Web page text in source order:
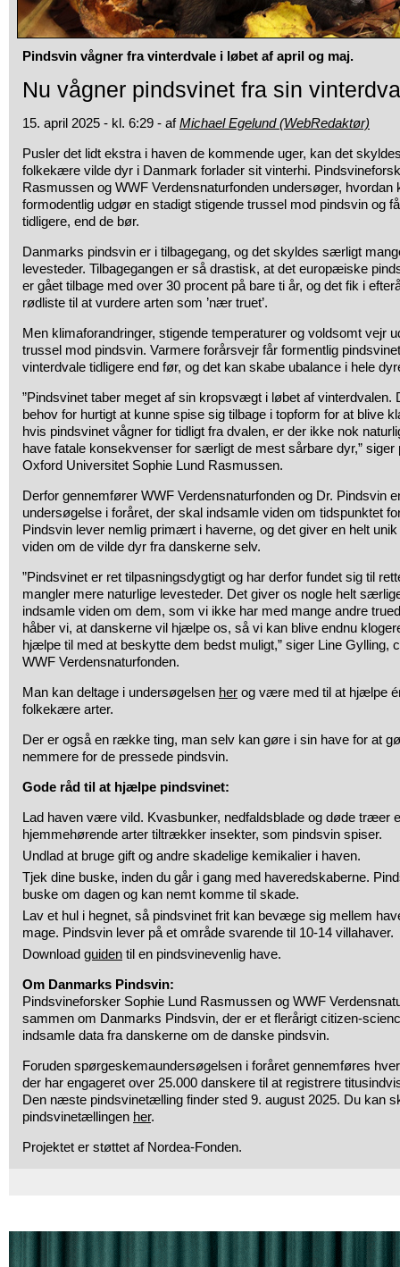
Pindsvin vågner fra vinterdvale i løbet af april og maj.
Nu vågner pindsvinet fra sin
15. april 2025 - kl. 6:29 - afMichael Egelund (WebRedaktør)
Pusler det lidt ekstra i haven de kommende uger, kan det
folkekære vilde dyr i Danmark forlader sit vinterhi.
Rasmussen og WWF Verdensnaturfonden undersøger, hvordan
formodentlig udgør en stadigt stigende trussel mod pindsvin og
tidligere, end de bør.
Danmarks pindsvin er i tilbagegang, og det skyldes særligt
levesteder. Tilbagegangen er så drastisk, at det europæiske
er gået tilbage med over 30 procent på bare ti år, og det fik i
rødliste til at vurdere arten som ’nær truet’.
Men klimaforandringer, stigende temperaturer og voldsomt vejr
trussel mod pindsvin. Varmere forårsvejr får formentlig
vinterdvale tidligere end før, og det kan skabe ubalance i hele
”Pindsvinet taber meget af sin kropsvægt i løbet af vinterdvalen.
behov for hurtigt at kunne spise sig tilbage i topform for at blive
hvis pindsvinet vågner for tidligt fra dvalen, er der ikke nok
have fatale konsekvenser for særligt de mest sårbare dyr,”
Oxford Universitet Sophie Lund Rasmussen.
Derfor gennemfører WWF Verdensnaturfonden og Dr. Pindsvin
undersøgelse i foråret, der skal indsamle viden om tidspunktet
Pindsvin lever nemlig primært i haverne, og det giver en helt
viden om de vilde dyr fra danskerne selv.
”Pindsvinet er ret tilpasningsdygtigt og har derfor fundet sig til
mangler mere naturlige levesteder. Det giver os nogle helt
indsamle viden om dem, som vi ikke har med mange andre
håber vi, at danskerne vil hjælpe os, så vi kan blive endnu
hjælpe til med at beskytte dem bedst muligt,” siger Line Gylling,
WWF Verdensnaturfonden.
Man kan deltage i undersøgelsen her og være med til at hjælpe
folkekære arter.
Der er også en række ting, man selv kan gøre i sin have for at
nemmere for de pressede pindsvin.
Gode råd til at hjælpe pindsvinet:
Lad haven være vild. Kvasbunker, nedfaldsblade og døde træer
hjemmehørende arter tiltrækker insekter, som pindsvin spiser.
Undlad at bruge gift og andre skadelige kemikalier i haven.
Tjek dine buske, inden du går i gang med haveredskaberne.
buske om dagen og kan nemt komme til skade.
Lav et hul i hegnet, så pindsvinet frit kan bevæge sig mellem
mage. Pindsvin lever på et område svarende til 10-14 villahaver.
Download guiden til en pindsvinevenlig have.
Om Danmarks Pindsvin:
Pindsvineforsker Sophie Lund Rasmussen og WWF
sammen om Danmarks Pindsvin, der er et flerårigt citizen-
indsamle data fra danskerne om de danske pindsvin.
Foruden spørgeskemaundersøgelsen i foråret gennemføres
der har engageret over 25.000 danskere til at registrere
Den næste pindsvinetælling finder sted 9. august 2025. Du kan
pindsvinetællingen her.
Projektet er støttet af Nordea-Fonden.